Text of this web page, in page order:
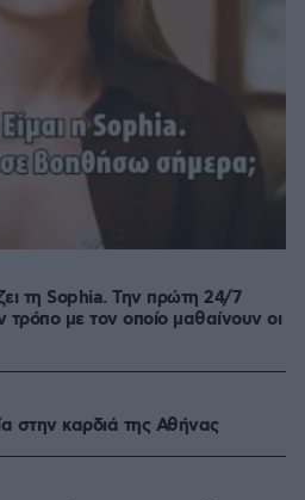
τη Sophia. Την πρώτη 24/7
με τον οποίο μαθαίνουν οι
στην καρδιά της Αθήνας